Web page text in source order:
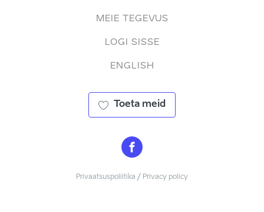
MEIE TEGEVUS
LOGI SISSE
ENGLISH
Toeta meid
Privaatsuspoliitika / Privacy policy